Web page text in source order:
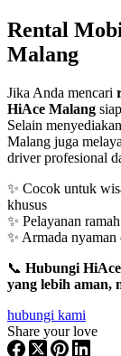
Rental
Malang
Jika Anda mencari
HiAce Malang
Selain
Malang juga
driver profesional
✨ Cocok untuk
khusus
✨ Pelayanan
✨ Armada nyaman
📞 Hubungi
yang lebih aman,
hubungi kami
Share your love